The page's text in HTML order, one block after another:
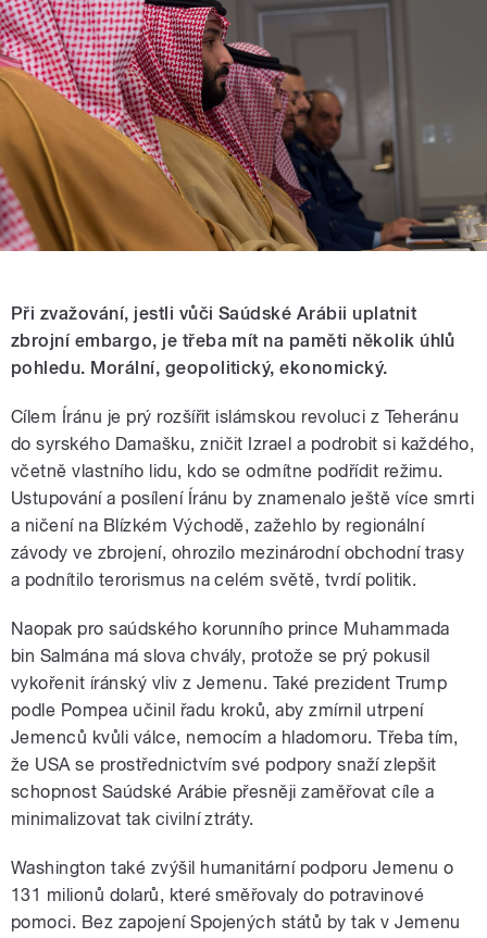
Při zvažování, jestli vůči Saúdské Arábii uplatnit
zbrojní embargo, je třeba mít na paměti několik úhlů
pohledu. Morální, geopolitický, ekonomický.
Cílem Íránu je prý rozšířit islámskou revoluci z Teheránu
do syrského Damašku, zničit Izrael a podrobit si každého,
včetně vlastního lidu, kdo se odmítne podřídit režimu.
Ustupování a posílení Íránu by znamenalo ještě více smrti
a ničení na Blízkém Východě, zažehlo by regionální
závody ve zbrojení, ohrozilo mezinárodní obchodní trasy
a podnítilo terorismus na celém světě, tvrdí politik.
Naopak pro saúdského korunního prince Muhammada
bin Salmána má slova chvály, protože se prý pokusil
vykořenit íránský vliv z Jemenu. Také prezident Trump
podle Pompea učinil řadu kroků, aby zmírnil utrpení
Jemenců kvůli válce, nemocím a hladomoru. Třeba tím,
že USA se prostřednictvím své podpory snaží zlepšit
schopnost Saúdské Arábie přesněji zaměřovat cíle a
minimalizovat tak civilní ztráty.
Washington také zvýšil humanitární podporu Jemenu o
131 milionů dolarů, které směřovaly do potravinové
pomoci. Bez zapojení Spojených států by tak v Jemenu